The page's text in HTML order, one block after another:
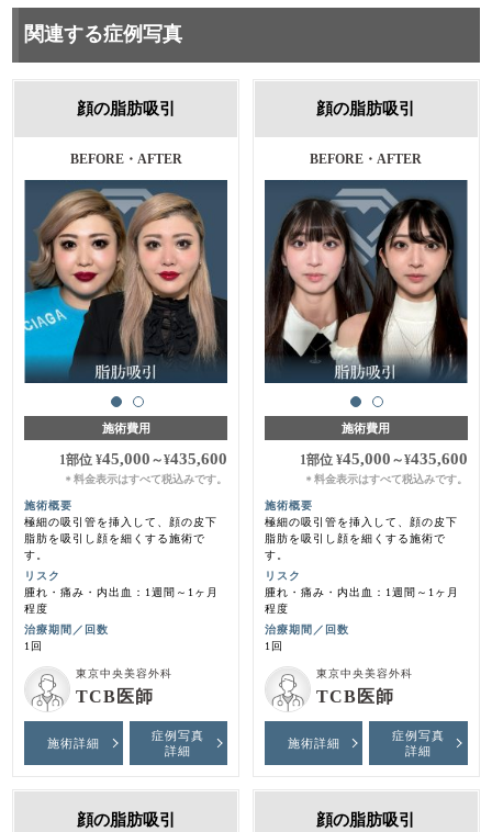
関連する症例写真
顔の脂肪吸引
BEFORE・AFTER
施術費用
1部位¥45,000 ～¥435,600
＊料金表示はすべて税込みです。
施術概要
極細の吸引管を挿入して、顔の皮下
脂肪を吸引し顔を細くする施術で
す。
リスク
腫れ・痛み・内出血：1週間～1ヶ月
程度
治療期間／回数
1回
東京中央美容外科
TCB医師
施術詳細
症例写真
詳細
顔の脂肪吸引
BEFORE・AFTER
施術費用
1部位 ¥45,000 ～¥435,600
＊ 料金表示はすべて税込みです。
施術概要
極細の吸引管を挿入して、顔の皮下
脂肪を吸引し顔を細くする施術で
す。
リスク
腫れ・痛み・内出血：1週間～1ヶ月
程度
治療期間／回数
1回
東京中央美容外科
TCB医師
施術詳細
症例写真
詳細
顔の脂肪吸引 顔の脂肪吸引